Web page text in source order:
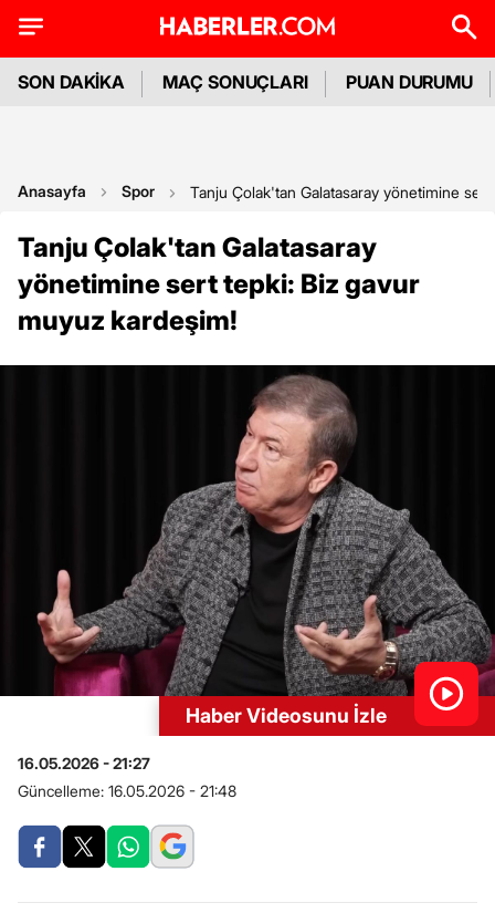
SON DAKİKA MAÇ SONUÇLARI PUAN DURUMU
Anasayfa Spor Tanju Çolak'tan Galatasaray yönetimine
Tanju Çolak'tan Galatasaray
yönetimine sert tepki: Biz gavur
muyuz kardeşim!
Haber Videosunu İzle
16.05.2026 - 21:27
Güncelleme: 16.05.2026 - 21:48